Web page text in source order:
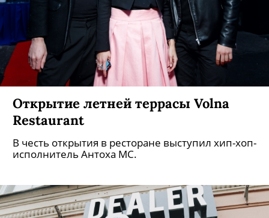
Открытие летней террасы Volna
Restaurant
В честь открытия в ресторане выступил хип-хоп-
исполнитель Антоха MC.